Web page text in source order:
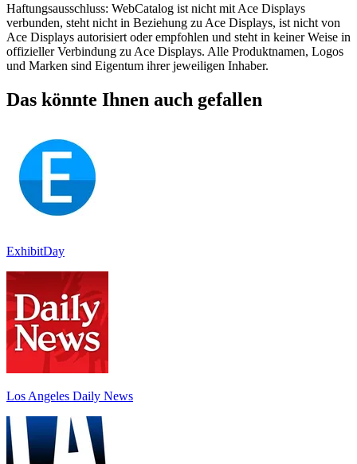
Haftungsausschluss: WebCatalog ist nicht mit Ace Displays
verbunden, steht nicht in Beziehung zu Ace Displays, ist nicht von
Ace Displays autorisiert oder empfohlen und steht in keiner Weise in
offizieller Verbindung zu Ace Displays. Alle Produktnamen, Logos
und Marken sind Eigentum ihrer jeweiligen Inhaber.
Das könnte Ihnen auch gefallen
ExhibitDay
Los Angeles Daily News